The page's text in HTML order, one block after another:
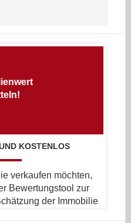
KOSTENLOS
verkaufen möchten,
Bewertungstool zur
der Immobilie